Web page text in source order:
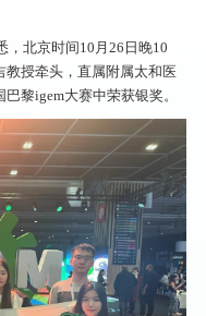
，北京时间10月26日晚10
教授牵头，直属附属太和医
黎igem大赛中荣获银奖。